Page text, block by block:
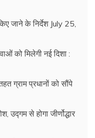
जाने के निर्देश July 25,
को मिलेगी नई दिशा :
ग्राम प्रधानों को सौंपे
उद्गम से होगा जीर्णोद्धार